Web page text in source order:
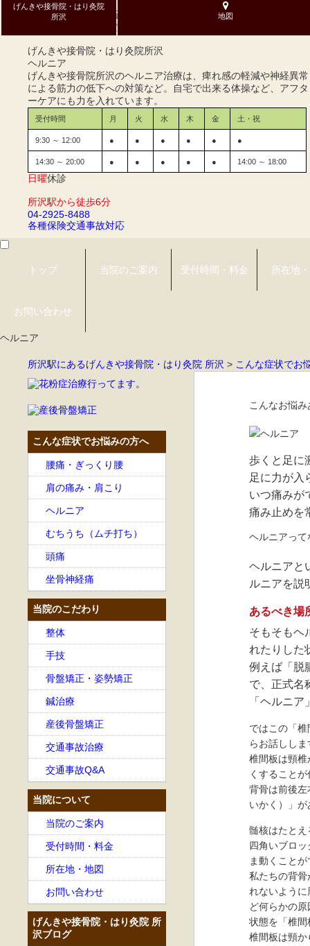
整体・手技・骨盤矯正、腰痛の症状ならげんきや接骨院・はり灸
院 所沢へお任せください。土曜日も営業しています！
げんきや接骨院・はり灸院所沢
ヘルニア
げんきや接骨院所沢のヘルニア治療は、痺れ感の軽減や神経異常
による筋力の低下への対策など。自宅で出来る体操など、アフタ
ーケアにも力を入れています。
受付時間 月 火 水 木 金 土・祝
9:30 ～ 12:00 ● ● ● ● ● ●
14:30 ～ 20:00 ● ● ● ● ● 14:00 ～ 18:00
日曜休診
所沢駅から徒歩6分
04-2925-8488
各種保険交通事故対応
げんきや接骨院・はり灸院
所沢
地図
トップ 当院のご案内 受付時間・料金 所在地
お問い合わせ
ヘルニア
所沢駅にあるげんきや接骨院・はり灸院 所沢 > こんな症状でお
こんなお悩
歩くと足に
足に力が入
いつ痛みが
痛み止めを
ヘルニアって
ヘルニアと
ルニアを説
あるべき場
そもそもヘ
れたりした
例えば「脱
で、正式名
「ヘルニ
ではこの「
らお話ししま
椎間板は頸
くすること
背骨は前後
いかく）」
髄核はたと
四角いブロ
ま動くこと
私たちの背
れないよう
ど何らかの
状態を「椎
椎間板は頸
こんな症状でお悩みの方へ
腰痛・ぎっくり腰
肩の痛み・肩こり
ヘルニア
むちうち（ムチ打ち）
頭痛
坐骨神経痛
当院のこだわり
整体
手技
骨盤矯正・姿勢矯正
鍼治療
産後骨盤矯正
交通事故治療
交通事故Q&A
当院について
当院のご案内
受付時間・料金
所在地・地図
お問い合わせ
げんきや接骨院・はり灸院 所
沢ブログ